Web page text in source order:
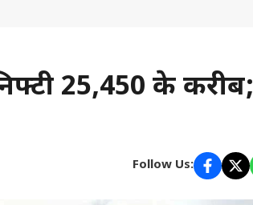
25,450 के करीब;
Follow Us: